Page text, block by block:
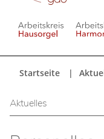
Startseite
Aktuelles